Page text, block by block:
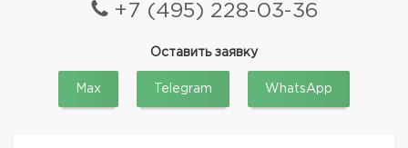
+7 (495) 228-03-36
Оставить заявку
Max Telegram WhatsApp